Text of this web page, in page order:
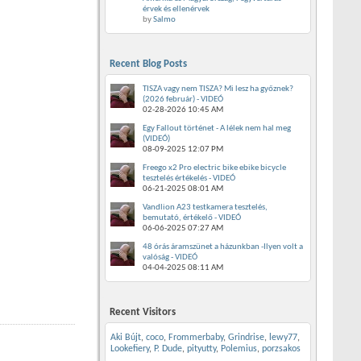
érvek és ellenérvek
bySalmo
Recent Blog Posts
TISZA vagy nem TISZA? Mi lesz ha győznek?
(2026 február) - VIDEÓ
02-28-2026 10:45 AM
Egy Fallout történet - A lélek nem hal meg
(VIDEÓ)
08-09-2025 12:07 PM
Freego x2 Pro electric bike ebike bicycle
tesztelés értékelés - VIDEÓ
06-21-2025 08:01 AM
Vandlion A23 testkamera tesztelés,
bemutató, értékelő - VIDEÓ
06-06-2025 07:27 AM
48 órás áramszünet a házunkban -Ilyen volt a
valóság - VIDEÓ
04-04-2025 08:11 AM
Recent Visitors
Aki Bújt, coco, Frommerbaby, Grindrise, lewy77,
Lookefiery, P. Dude, pityutty, Polemius, porzsakos